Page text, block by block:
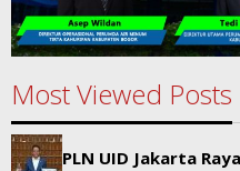
Most Viewed Posts
PLN UID Jakarta